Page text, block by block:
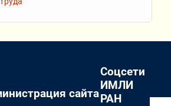
сайта
Соцсети
ИМЛИ
РАН